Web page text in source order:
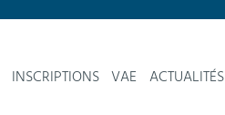
INSCRIPTIONS VAE ACTUALITÉS